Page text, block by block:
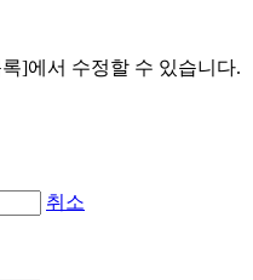
]에서 수정할 수 있습니다.
취소